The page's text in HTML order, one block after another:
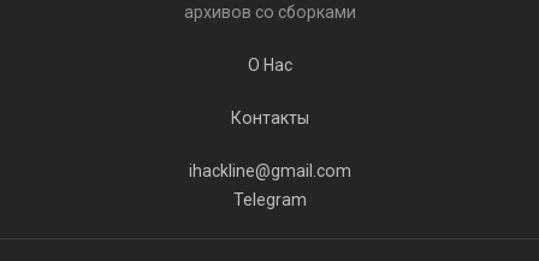
архивов со сборками
О Нас
Контакты
ihackline@gmail.com
Telegram